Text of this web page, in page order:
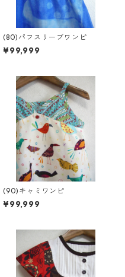
(80)パフスリーブワンピ
¥99,999
(90)キャミワンピ
¥99,999